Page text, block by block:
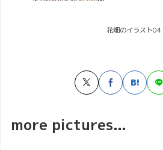
花畑のイラスト04
more pictures...